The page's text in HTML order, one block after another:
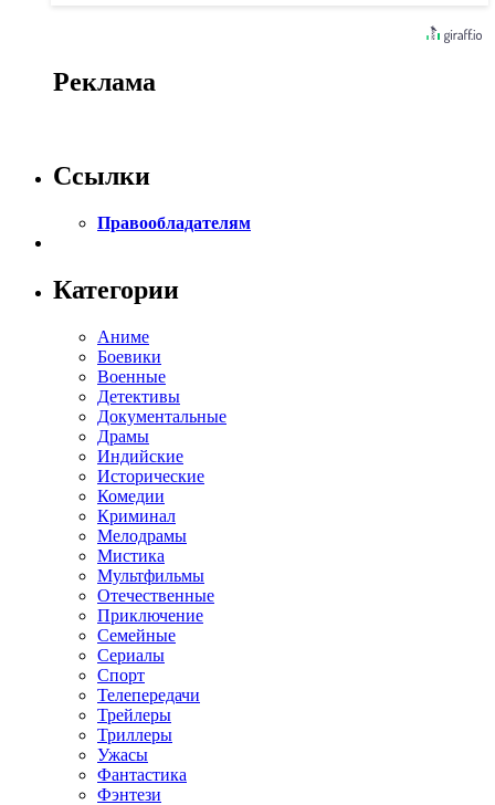
Реклама
Ссылки
Правообладателям
Категории
Аниме
Боевики
Военные
Детективы
Документальные
Драмы
Индийские
Исторические
Комедии
Криминал
Мелодрамы
Мистика
Мультфильмы
Отечественные
Приключение
Семейные
Сериалы
Спорт
Телепередачи
Трейлеры
Триллеры
Ужасы
Фантастика
Фэнтези